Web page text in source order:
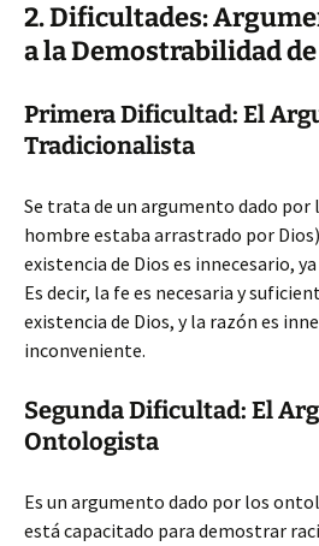
2. Dificultades:
a la Demostrabilidad
Primera Dificultad: El
Tradicionalista
Se trata de un argumento dado
hombre estaba arrastrado por
existencia de Dios es innecesario,
Es decir, la fe es necesaria y
existencia de Dios, y la razón es
inconveniente.
Segunda Dificultad: El
Ontologista
Es un argumento dado por los
está capacitado para demostrar